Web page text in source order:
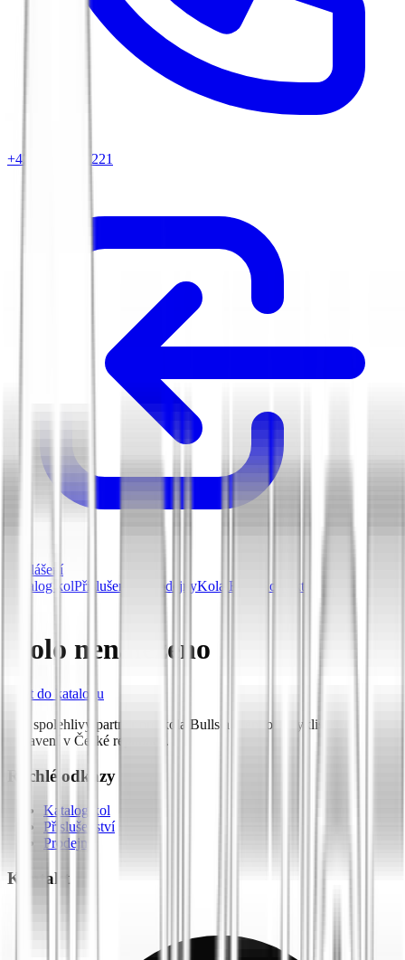
+420 604 263 221
Přihlášení
Katalog kolPříslušenství ProdejnyKola Bulls Kontakt
Kolo nenalezeno
Zpět do katalogu
Váš spolehlivý partner pro kola Bulls a prémiové cyklistické
vybavení v České republice.
Rychlé odkazy
Katalog kol
Příslušenství
Prodejny
Kontakt